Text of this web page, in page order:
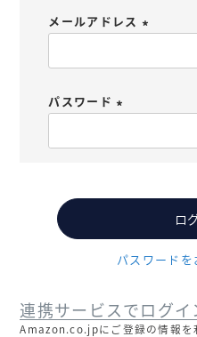
メールアドレス
必
)
パスワード
必
)
ロ
パスワードを
連携サービスでログ
Amazon.co.jpにご登録の情報を